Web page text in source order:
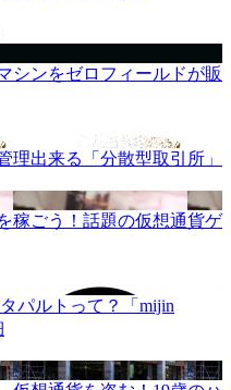
シンをゼロフィールドが販
理出来る「分散型取引所」
稼ごう！話題の仮想通貨ゲ
パルトって？「mijin